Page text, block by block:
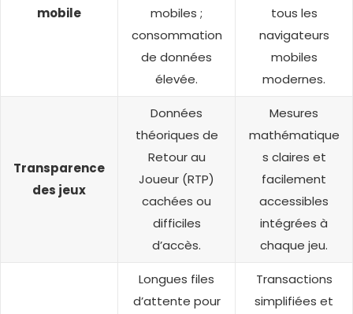
mobile
mobiles ;
consommation
de données
élevée.
tous les
navigateurs
mobiles
modernes.
Transparence
des jeux
Données
théoriques de
Retour au
Joueur (RTP)
cachées ou
difficiles
d’accès.
Mesures
mathématique
s claires et
facilement
accessibles
intégrées à
chaque jeu.
Longues files
d’attente pour
Transactions
simplifiées et